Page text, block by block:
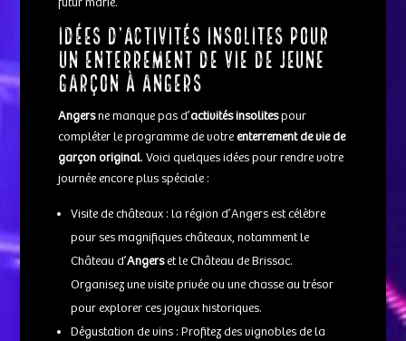
futur marié.
Idées d’activités insolites pour
un enterrement de vie de jeune
garçon à Angers
Angersne manque pas d’activités insolitespour
compléter le programme de votreenterrement de vie de
garçon original. Voici quelques idées pour rendre votre
journée encore plus spéciale :
Visite de châteaux : la région d’Angers est célèbre
pour ses magnifiques châteaux, notamment le
Château d’Angerset le Château de Brissac.
Organisez une visite privée ou une chasse au trésor
pour explorer ces joyaux historiques.
Dégustation de vins : Profitez des vignobles de la